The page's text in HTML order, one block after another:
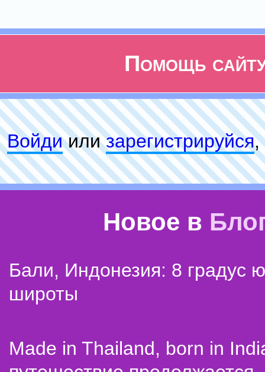
Помощь
Войдиилизарeгиcтpируйся,
Новое в
Бали, Индонезия: 8 градус
широты
Made in Thailand, born in